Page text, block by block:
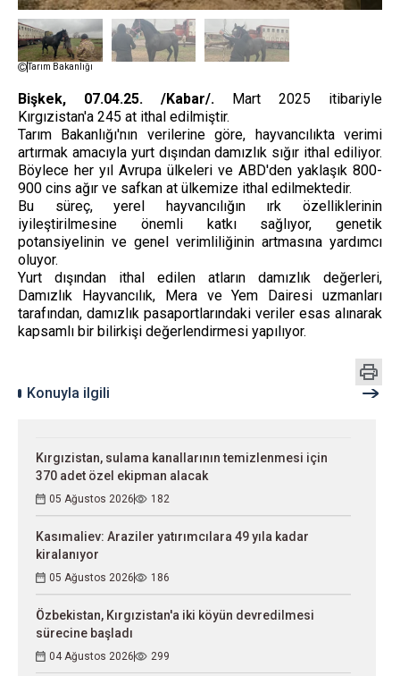
Tarım Bakanlığı
Bişkek, 07.04.25. /Kabar/.
Mart 2025 itibariyle
Kırgızistan'a 245 at ithal edilmiştir.
Tarım Bakanlığı'nın verilerine göre, hayvancılıkta verimi
artırmak amacıyla yurt dışından damızlık sığır ithal ediliyor.
Böylece her yıl Avrupa ülkeleri ve ABD'den yaklaşık 800-
900 cins ağır ve safkan at ülkemize ithal edilmektedir.
Bu süreç, yerel hayvancılığın ırk özelliklerinin
iyileştirilmesine önemli katkı sağlıyor, genetik
potansiyelinin ve genel verimliliğinin artmasına yardımcı
oluyor.
Yurt dışından ithal edilen atların damızlık değerleri,
Damızlık Hayvancılık, Mera ve Yem Dairesi uzmanları
tarafından, damızlık pasaportlarındaki veriler esas alınarak
kapsamlı bir bilirkişi değerlendirmesi yapılıyor.
Konuyla ilgili
Kırgızistan, sulama kanallarının temizlenmesi için
370 adet özel ekipman alacak
05 Ağustos 2026 182
Kasımaliev: Araziler yatırımcılara 49 yıla kadar
kiralanıyor
05 Ağustos 2026 186
Özbekistan, Kırgızistan'a iki köyün devredilmesi
sürecine başladı
04 Ağustos 2026 299